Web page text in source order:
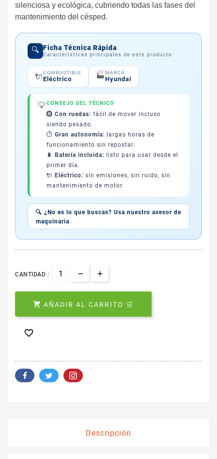
silenciosa y ecológica, cubriendo todas las fases del
mantenimiento del césped.
🔍 Ficha Técnica Rápida
Características principales de este producto
🔌 COMBUSTIBLE
Eléctrico 🏭MARCA
Hyundai
💡CONSEJO DEL TÉCNICO
🛞 Con ruedas: fácil de mover incluso
siendo pesado.
⏱️ Gran autonomía: largas horas de
funcionamiento sin repostar.
🔋 Batería incluida: listo para usar desde el
primer día.
🔌 Eléctrico: sin emisiones, sin ruido, sin
mantenimiento de motor.
🔍 ¿No es lo que buscas? Usa nuestro asesor de
maquinaria
CANTIDAD :
 AÑADIR AL CARRITO 🛒

Descripción